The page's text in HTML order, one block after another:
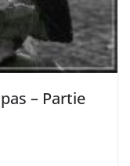
– Partie